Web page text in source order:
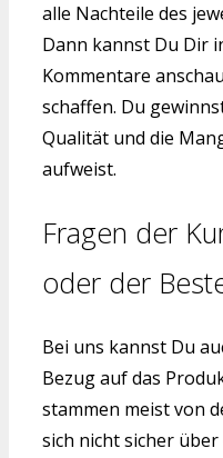
alle Nachteile des
Dann kannst Du Dir
Kommentare
schaffen. Du
Qualität und die
aufweist.
Fragen der
oder der
Bei uns kannst Du
Bezug auf das
stammen meist von
sich nicht sicher